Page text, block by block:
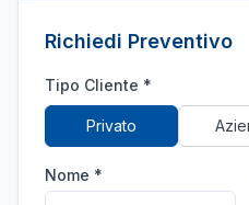
Richiedi Preventivo
Tipo Cliente *
Privato
Nome *